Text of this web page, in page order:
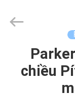
Brando
Hardware
chiều